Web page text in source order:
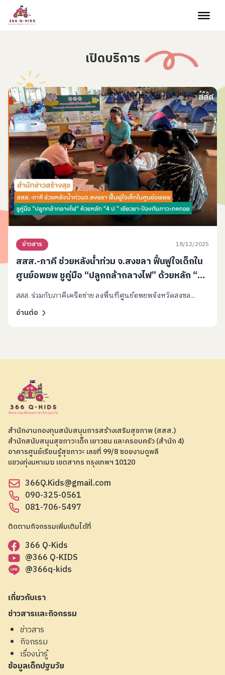
Skip to content
เปิดบริการ
ข่าวสาร 18/12/2025
สสส.-ภาคี ช่วยหลังน้ำท่วม จ.สงขลา ฟื้นฟูใจเด็กใน
ศูนย์อพยพ ชูคู่มือ “ปลูกกล้ากลางไฟ” ด้วยหลัก “4
ป.” เยียวยา-ป้องกันภาวะถดถอย
สสส. ร่วมกับภาคีเครือข่าย ลงพื้นที่ศูนย์อพยพจังหวัดสงขล...
อ่านต่อ
สำนักงานกองทุนสนับสนุนการสร้างเสริมสุขภาพ (สสส.)
สำนักสนับสนุนสุขภาวะเด็ก เยาวชน และครอบครัว (สำนัก 4)
อาคารศูนย์เรียนรู้สุขภาวะ เลขที่ 99/8 ซอยงามดูพลี
แขวงทุ่งมหาเมฆ เขตสาทร กรุงเทพฯ 10120
366Q.Kids@gmail.com
090-325-0561
081-706-5497
เกี่ยวกับเรา
ข่าวสารและกิจกรรม
ข่าวสาร
กิจกรรม
เรื่องน่ารู้
ข้อมูลเด็กปฐมวัย
ติดตามกิจกรรมเพิ่มเติมได้ที่
366 Q-Kids
@366 Q-KIDS
@366q-kids